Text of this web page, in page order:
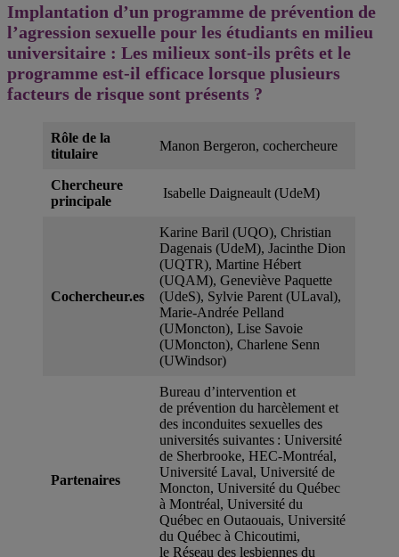
Implantation d’un programme de prévention de
l’agression sexuelle pour les étudiants en milieu
universitaire : Les milieux sont-ils prêts et le
programme est-il efficace lorsque plusieurs
facteurs de risque sont présents ?
Rôle de la
titulaire
Manon Bergeron, cochercheure
Chercheure
principale
Isabelle Daigneault (UdeM)
Cochercheur.es
Karine Baril (UQO), Christian
Dagenais (UdeM), Jacinthe Dion
(UQTR), Martine Hébert
(UQAM), Geneviève Paquette
(UdeS), Sylvie Parent (ULaval),
Marie-Andrée Pelland
(UMoncton), Lise Savoie
(UMoncton), Charlene Senn
(UWindsor)
Partenaires
Bureau d’intervention et
de prévention du harcèlement et
des inconduites sexuelles des
universités suivantes : Université
de Sherbrooke, HEC-Montréal,
Université Laval, Université de
Moncton, Université du Québec
à Montréal, Université du
Québec en Outaouais, Université
du Québec à Chicoutimi,
le Réseau des lesbiennes du